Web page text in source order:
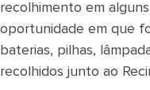
recolhimento em
oportunidade em que
baterias, pilhas,
recolhidos junto ao